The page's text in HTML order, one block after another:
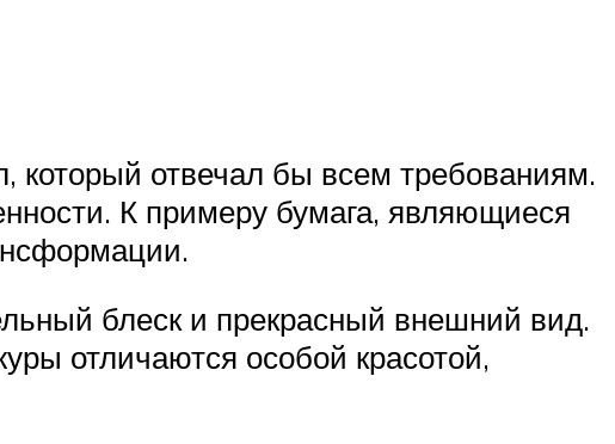
который отвечал бы всем требованиям.
К примеру бумага, являющиеся
блеск и прекрасный внешний вид.
отличаются особой красотой,